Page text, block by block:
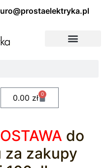
0.00 zł 0
do
za zakupy